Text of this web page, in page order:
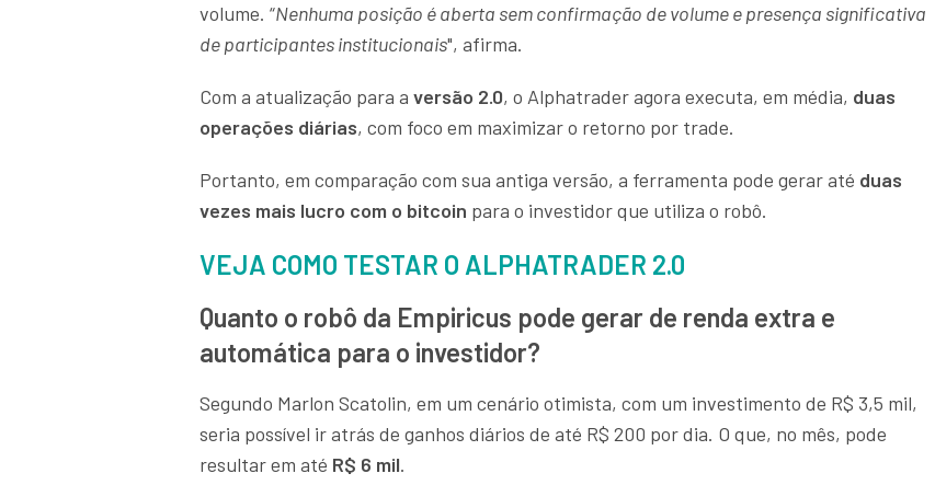
volume. “Nenhuma posição é aberta sem confirmação de volume e presença significativa
de participantes institucionais", afirma.
Com a atualização para a versão 2.0, o Alphatrader agora executa, em média, duas
operações diárias, com foco em maximizar o retorno por trade.
Portanto, em comparação com sua antiga versão, a ferramenta pode gerar até duas
vezes mais lucro com o bitcoin para o investidor que utiliza o robô.
VEJA COMO TESTAR O ALPHATRADER 2.0
Quanto o robô da Empiricus pode gerar de renda extra e
automática para o investidor?
Segundo Marlon Scatolin, em um cenário otimista, com um investimento de R$ 3,5 mil,
seria possível ir atrás de ganhos diários de até R$ 200 por dia. O que, no mês, pode
resultar em até R$ 6 mil.